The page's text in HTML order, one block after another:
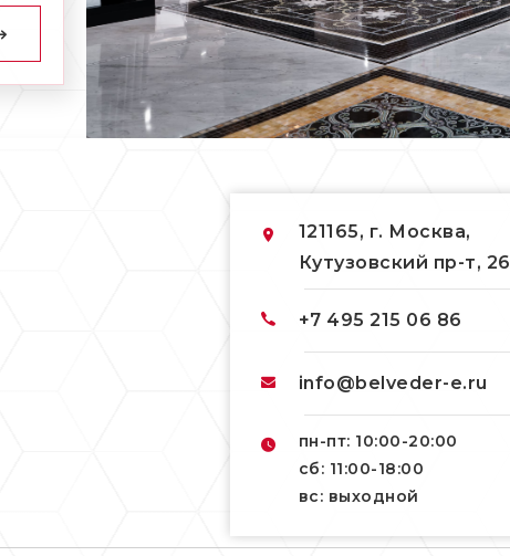
121165, г. Москва,
Кутузовский пр-т, 26
+7 495 215 06 86
info@belveder-e.ru
пн-пт: 10:00-20:00
сб: 11:00-18:00
вс: выходной